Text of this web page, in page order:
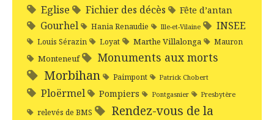
Eglise Fichier des décès Fête d’antan
Gourhel Hania Renaudie Ille-et-Vilaine INSEE
Louis Sérazin Loyat Marthe Villalonga Mauron
Monteneuf Monuments aux morts
Morbihan Paimpont Patrick Chobert
Ploërmel Pompiers Pontgasnier Presbytère
relevés de BMS
Rendez-vous de la